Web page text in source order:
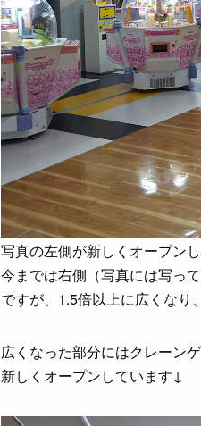
写真の左側が新しくオープンし
今までは右側（写真には写っ
ですが、1.5倍以上に広くなり
広くなった部分にはクレーン
新しくオープンしています↓